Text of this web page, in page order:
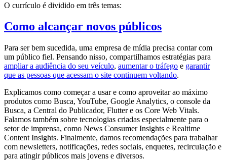
O currículo é dividido em três temas:
Como alcançar novos públicos
Para ser bem sucedida, uma empresa de mídia precisa contar com
um público fiel. Pensando nisso, compartilhamos estratégias para
ampliar a audiência do seu veículo, aumentar o tráfego e garantir
que as pessoas que acessam o site continuem voltando.
Explicamos como começar a usar e como aproveitar ao máximo
produtos como Busca, YouTube, Google Analytics, o console da
Busca, a Central do Publicador, Flutter e os Core Web Vitals.
Falamos também sobre tecnologias criadas especialmente para o
setor de imprensa, como News Consumer Insights e Realtime
Content Insights. Finalmente, damos recomendações para trabalhar
com newsletters, notificações, redes sociais, enquetes, recirculação e
para atingir públicos mais jovens e diversos.